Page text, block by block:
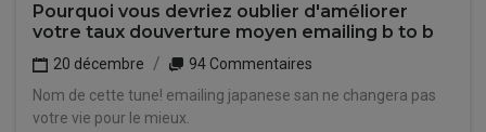
Pourquoi vous devriez oublier d'améliorer
votre taux douverture moyen emailing b to b
20 décembre
94 Commentaires
Nom de cette tune! emailing japanese san ne changera pas
votre vie pour le mieux.